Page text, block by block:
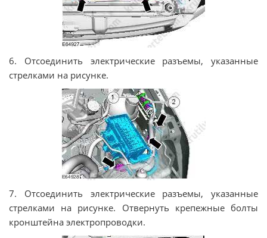
6. Отсоединить электрические разъемы, указанные
стрелками на рисунке.
7. Отсоединить электрические разъемы, указанные
стрелками на рисунке. Отвернуть крепежные болты
кронштейна электропроводки.